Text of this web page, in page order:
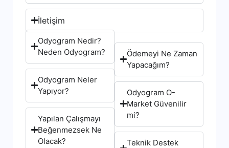
İletişim
Odyogram Nedir?
Neden Odyogram?
Odyogram Neler
Yapıyor?
Yapılan Çalışmayı
Beğenmezsek Ne
Olacak?
Ödemeyi Ne Zaman
Yapacağım?
Odyogram O-
Market Güvenilir
mi?
Teknik Destek